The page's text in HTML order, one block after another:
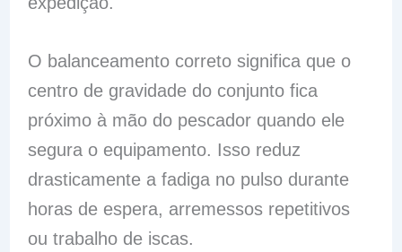
O balanceamento correto significa que o
centro de gravidade do conjunto fica
próximo à mão do pescador quando ele
segura o equipamento. Isso reduz
drasticamente a fadiga no pulso durante
horas de espera, arremessos repetitivos
ou trabalho de iscas.